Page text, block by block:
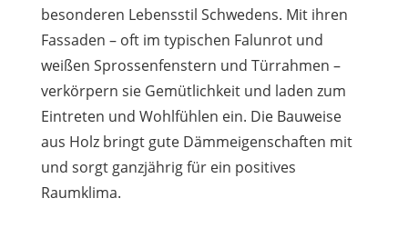
besonderen Lebensstil Schwedens. Mit ihren
Fassaden – oft im typischen Falunrot und
weißen Sprossenfenstern und Türrahmen –
verkörpern sie Gemütlichkeit und laden zum
Eintreten und Wohlfühlen ein. Die Bauweise
aus Holz bringt gute Dämmeigenschaften mit
und sorgt ganzjährig für ein positives
Raumklima.